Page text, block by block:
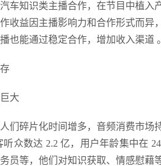
车知识类主播合作，在节目中植入
收益因主播影响力和合作形式而异
也能通过稳定合作，增加收入渠道
大
们碎片化时间增多，音频消费市场
听众数达 2.2 亿，用户年龄集中在
员等，他们对知识获取、情感慰藉